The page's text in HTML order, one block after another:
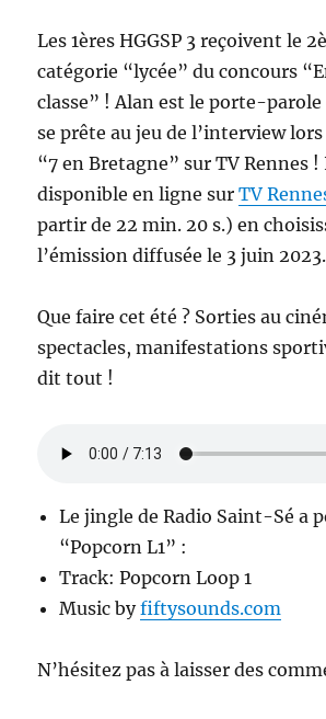
Les 1ères HGGSP 3 reçoivent le
catégorie “lycée” du concours
classe” ! Alan est le porte-parole
se prête au jeu de l’interview
“7 en Bretagne” sur TV Rennes
disponible en ligne surTV
partir de 22 min. 20 s.) en
l’émission diffusée le 3 juin 2023.
Que faire cet été ? Sorties au
spectacles, manifestations
dit tout !
Le jingle de Radio Saint-Sé a
“Popcorn L1” :
Track: Popcorn Loop 1
Music byfiftysounds.com
N’hésitez pas à laisser des